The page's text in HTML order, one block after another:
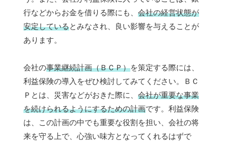
行などからお金を借りる際にも、 会社の経営状態が
安定しているとみなされ、良い影響を与えることが
あります。
会社の事業継続計画（ＢＣＰ）を策定する際には、
利益保険の導入をぜひ検討してみてください。ＢＣ
Ｐとは、災害などがおきた際に、 会社が重要な事業
を続けられるようにするための計画です。利益保険
は、この計画の中でも重要な役割を担い、会社の将
来を守る上で、心強い味方となってくれるはずで